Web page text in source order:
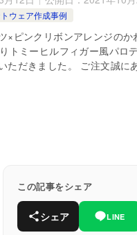
ウェア作成事例
×ピンクリボンアレンジの
トミーヒルフィガー風パロ
ただきました。 ご注文誠に
この記事をシェア
シェア LINE